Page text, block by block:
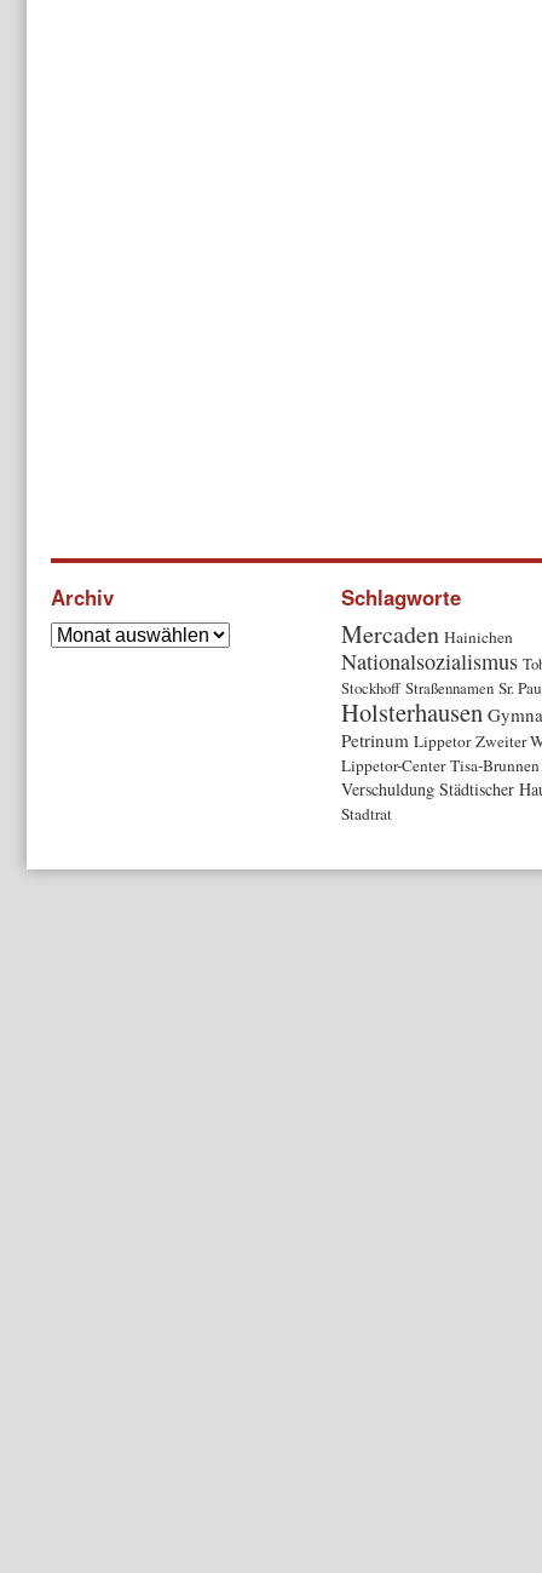
Archiv Schlagworte
Mercaden Hainichen
Nationalsozialismus
Stockhoff Straßennamen Sr.
Holsterhausen
Petrinum Lippetor Zweiter
Lippetor-Center Tisa-Brunnen
Verschuldung Städtischer
Stadtrat